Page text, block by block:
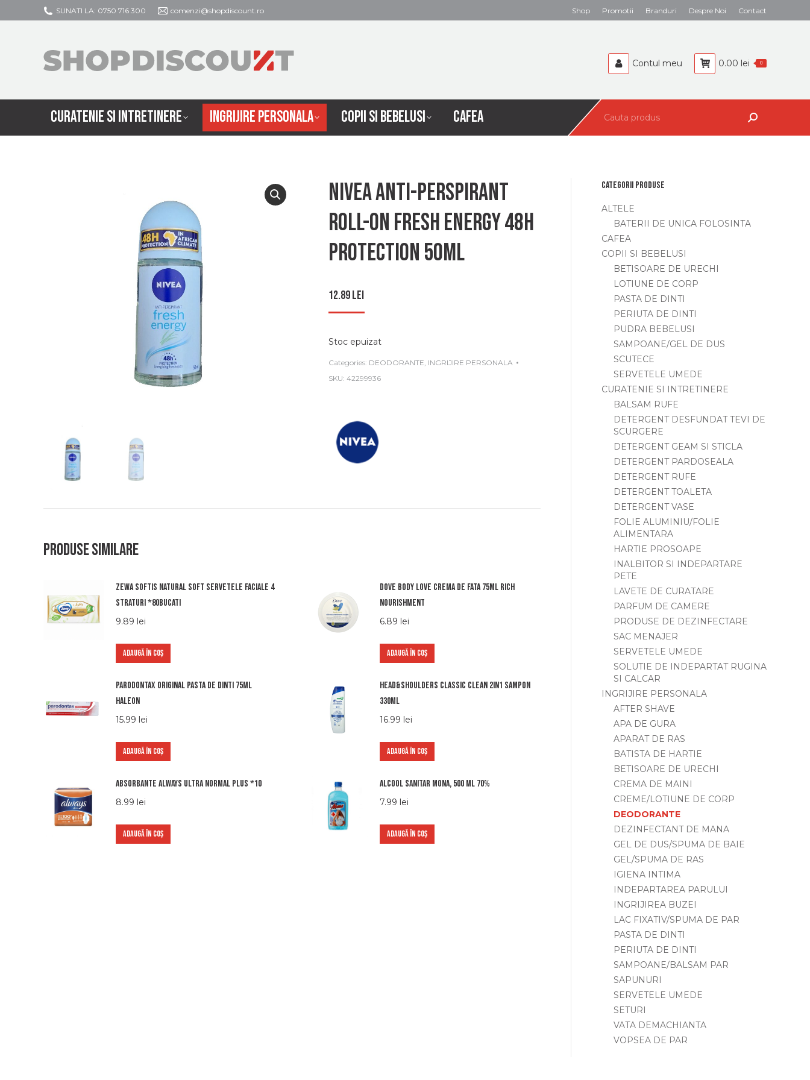
SUNATI LA: 0750 716 300 comenzi@shopdiscount.ro Shop Promotii Branduri Despre Noi Contact
Contul meu 0.00 lei 0
CURATENIE SI INTRETINERE INGRIJIRE PERSONALA COPII SI BEBELUSI CAFEA
Nivea anti-perspirant
roll-on fresh energy 48h
protection 50ml
12.89lei
Stoc epuizat
Categories: DEODORANTE, INGRIJIRE PERSONALA
SKU: 42299936
Produse similare
Zewa softis natural soft servetele faciale 4
straturi *80bucati
9.89 lei
ADAUGĂ ÎN COȘ
Dove body love crema de fata 75ml rich
nourishment
6.89 lei
ADAUGĂ ÎN COȘ
Parodontax original pasta de dinti 75ml
haleon
15.99 lei
ADAUGĂ ÎN COȘ
Head&shoulders classic clean 2in1 sampon
330ml
16.99 lei
ADAUGĂ ÎN COȘ
Absorbante Always Ultra normal plus *10
8.99 lei
ADAUGĂ ÎN COȘ
Alcool sanitar Mona, 500 ml 70%
7.99 lei
ADAUGĂ ÎN COȘ
Categorii produse
ALTELE
BATERII DE UNICA FOLOSINTA
CAFEA
COPII SI BEBELUSI
BETISOARE DE URECHI
LOTIUNE DE CORP
PASTA DE DINTI
PERIUTA DE DINTI
PUDRA BEBELUSI
SAMPOANE/GEL DE DUS
SCUTECE
SERVETELE UMEDE
CURATENIE SI INTRETINERE
BALSAM RUFE
DETERGENT DESFUNDAT TEVI DE
SCURGERE
DETERGENT GEAM SI STICLA
DETERGENT PARDOSEALA
DETERGENT RUFE
DETERGENT TOALETA
DETERGENT VASE
FOLIE ALUMINIU/FOLIE
ALIMENTARA
HARTIE PROSOAPE
INALBITOR SI INDEPARTARE
PETE
LAVETE DE CURATARE
PARFUM DE CAMERE
PRODUSE DE DEZINFECTARE
SAC MENAJER
SERVETELE UMEDE
SOLUTIE DE INDEPARTAT RUGINA
SI CALCAR
INGRIJIRE PERSONALA
AFTER SHAVE
APA DE GURA
APARAT DE RAS
BATISTA DE HARTIE
BETISOARE DE URECHI
CREMA DE MAINI
CREME/LOTIUNE DE CORP
DEODORANTE
DEZINFECTANT DE MANA
GEL DE DUS/SPUMA DE BAIE
GEL/SPUMA DE RAS
IGIENA INTIMA
INDEPARTAREA PARULUI
INGRIJIREA BUZEI
LAC FIXATIV/SPUMA DE PAR
PASTA DE DINTI
PERIUTA DE DINTI
SAMPOANE/BALSAM PAR
SAPUNURI
SERVETELE UMEDE
SETURI
VATA DEMACHIANTA
VOPSEA DE PAR
CURATENIE SI INTRETINERE INGRIJIRE PERSONALA COPII SI BEBELUSI CAFEA
Search: